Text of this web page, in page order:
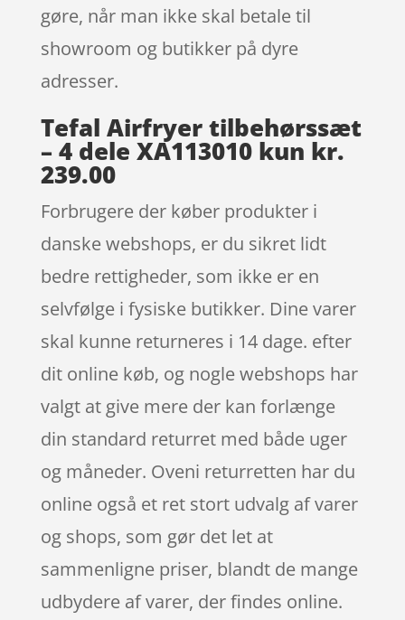
gøre, når man ikke skal betale til
showroom og butikker på dyre
adresser.
Tefal Airfryer tilbehørssæt
– 4 dele XA113010 kun kr.
239.00
Forbrugere der køber produkter i
danske webshops, er du sikret lidt
bedre rettigheder, som ikke er en
selvfølge i fysiske butikker. Dine varer
skal kunne returneres i 14 dage. efter
dit online køb, og nogle webshops har
valgt at give mere der kan forlænge
din standard returret med både uger
og måneder. Oveni returretten har du
online også et ret stort udvalg af varer
og shops, som gør det let at
sammenligne priser, blandt de mange
udbydere af varer, der findes online.